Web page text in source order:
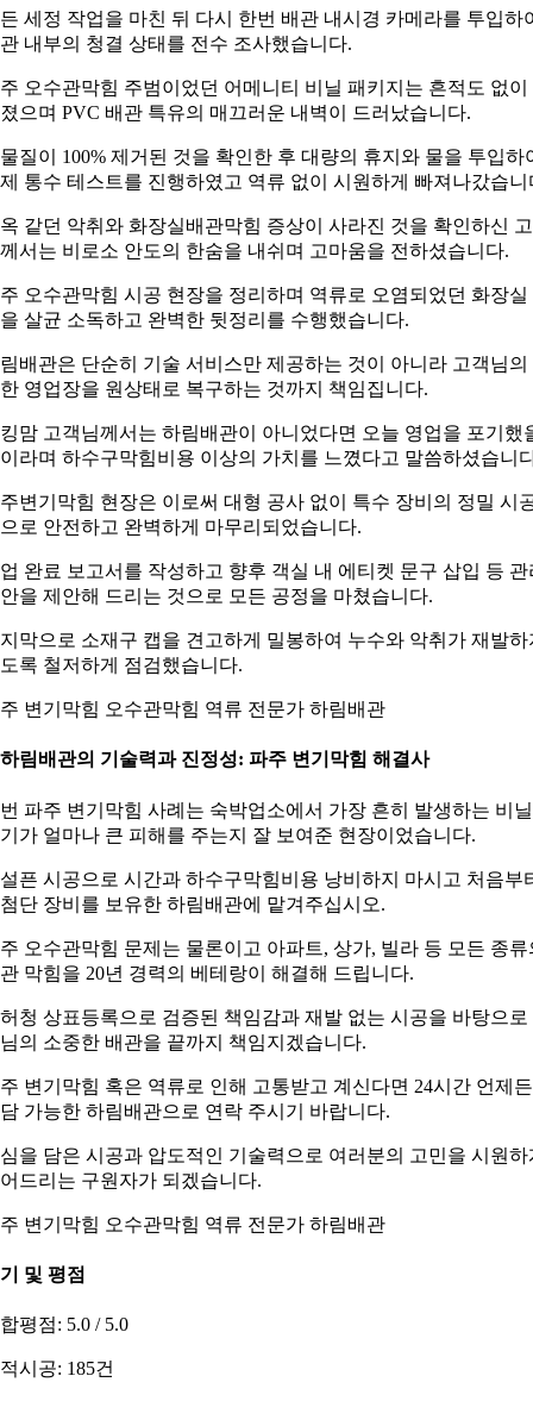
세정 작업을 마친 뒤 다시 한번 배관 내시경 카메라를 투입하
내부의 청결 상태를 전수 조사했습니다.
오수관막힘 주범이었던 어메니티 비닐 패키지는 흔적도 없이
으며 PVC 배관 특유의 매끄러운 내벽이 드러났습니다.
질이 100% 제거된 것을 확인한 후 대량의 휴지와 물을 투입하
통수 테스트를 진행하였고 역류 없이 시원하게 빠져나갔습니
같던 악취와 화장실배관막힘 증상이 사라진 것을 확인하신
서는 비로소 안도의 한숨을 내쉬며 고마움을 전하셨습니다.
오수관막힘 시공 현장을 정리하며 역류로 오염되었던 화장실
살균 소독하고 완벽한 뒷정리를 수행했습니다.
배관은 단순히 기술 서비스만 제공하는 것이 아니라 고객님의
영업장을 원상태로 복구하는 것까지 책임집니다.
맘 고객님께서는 하림배관이 아니었다면 오늘 영업을 포기했
라며 하수구막힘비용 이상의 가치를 느꼈다고 말씀하셨습니
변기막힘 현장은 이로써 대형 공사 없이 특수 장비의 정밀 시
로 안전하고 완벽하게 마무리되었습니다.
완료 보고서를 작성하고 향후 객실 내 에티켓 문구 삽입 등 관
을 제안해 드리는 것으로 모든 공정을 마쳤습니다.
막으로 소재구 캡을 견고하게 밀봉하여 누수와 악취가 재발하
록 철저하게 점검했습니다.
변기막힘 오수관막힘 역류 전문가 하림배관
림배관의 기술력과 진정성: 파주 변기막힘 해결사
파주 변기막힘 사례는 숙박업소에서 가장 흔히 발생하는 비
가 얼마나 큰 피해를 주는지 잘 보여준 현장이었습니다.
픈 시공으로 시간과 하수구막힘비용 낭비하지 마시고 처음부
단 장비를 보유한 하림배관에 맡겨주십시오.
오수관막힘 문제는 물론이고 아파트, 상가, 빌라 등 모든 종류
막힘을 20년 경력의 베테랑이 해결해 드립니다.
청 상표등록으로 검증된 책임감과 재발 없는 시공을 바탕으로
의 소중한 배관을 끝까지 책임지겠습니다.
변기막힘 혹은 역류로 인해 고통받고 계신다면 24시간 언제든
가능한 하림배관으로 연락 주시기 바랍니다.
을 담은 시공과 압도적인 기술력으로 여러분의 고민을 시원하
드리는 구원자가 되겠습니다.
변기막힘 오수관막힘 역류 전문가 하림배관
및 평점
평점: 5.0 / 5.0
시공: 185건